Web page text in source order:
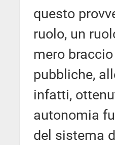
questo
ruolo, un
mero
pubbliche,
infatti,
autonomia
del sistema